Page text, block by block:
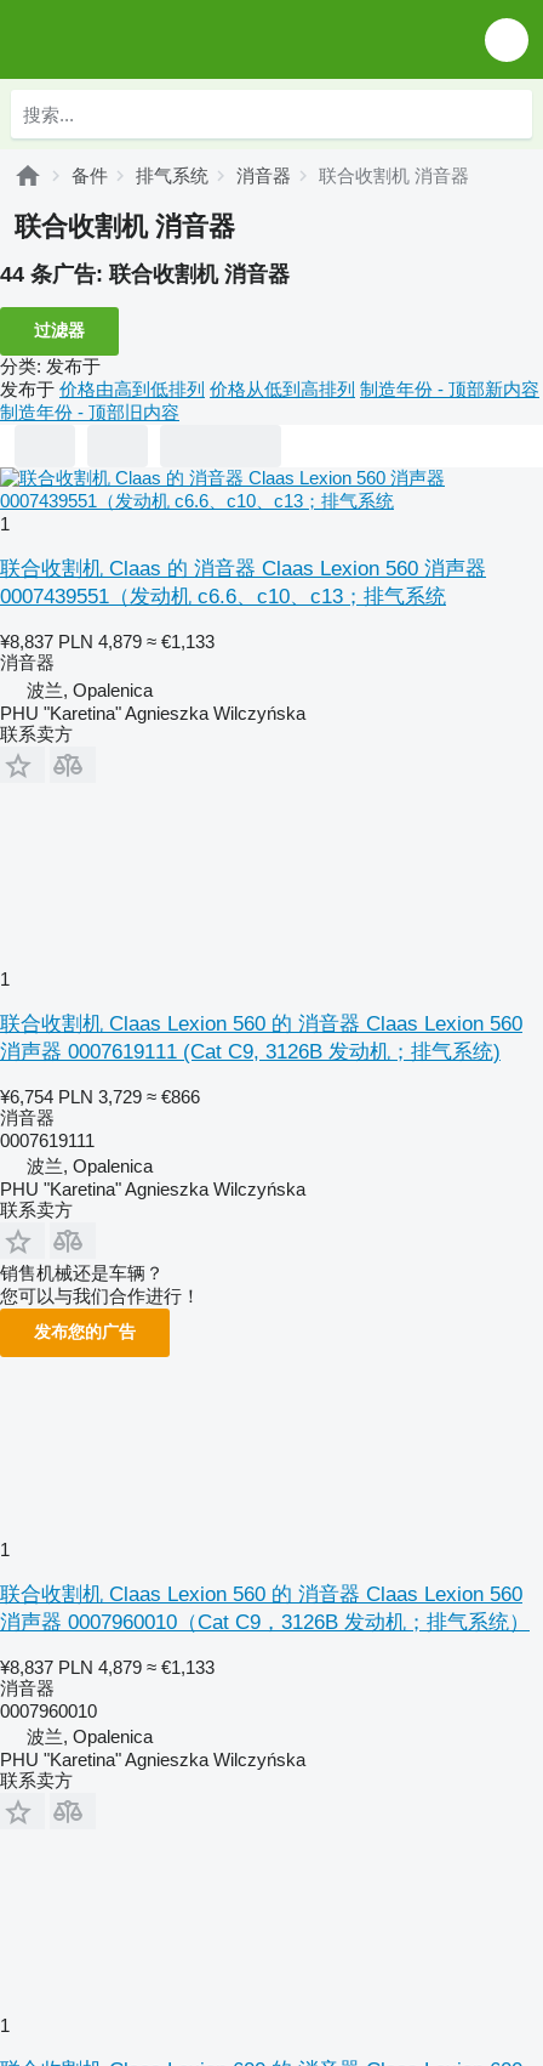
备件 排气系统 消音器 联合收割机 消音器
联合收割机 消音器
44 条广告: 联合收割机 消音器
过滤器
分类: 发布于
发布于 价格由高到低排列 价格从低到高排列 制造年份 - 顶部新内容
制造年份 - 顶部旧内容
1
联合收割机 Claas 的 消音器 Claas Lexion 560 消声器
0007439551（发动机 c6.6、c10、c13；排气系统
¥8,837 PLN 4,879 ≈ €1,133
消音器
波兰, Opalenica
PHU "Karetina" Agnieszka Wilczyńska
联系卖方
1
联合收割机 Claas Lexion 560 的 消音器 Claas Lexion 560
消声器 0007619111 (Cat C9, 3126B 发动机；排气系统)
¥6,754 PLN 3,729 ≈ €866
消音器
0007619111
波兰, Opalenica
PHU "Karetina" Agnieszka Wilczyńska
联系卖方
销售机械还是车辆？
您可以与我们合作进行！
发布您的广告
1
联合收割机 Claas Lexion 560 的 消音器 Claas Lexion 560
消声器 0007960010（Cat C9，3126B 发动机；排气系统）
¥8,837 PLN 4,879 ≈ €1,133
消音器
0007960010
波兰, Opalenica
PHU "Karetina" Agnieszka Wilczyńska
联系卖方
1